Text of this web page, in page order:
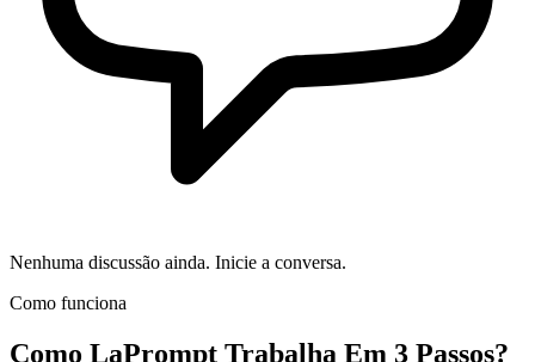
Nenhuma discussão ainda. Inicie a conversa.
Como funciona
Como LaPrompt Trabalha Em 3 Passos?